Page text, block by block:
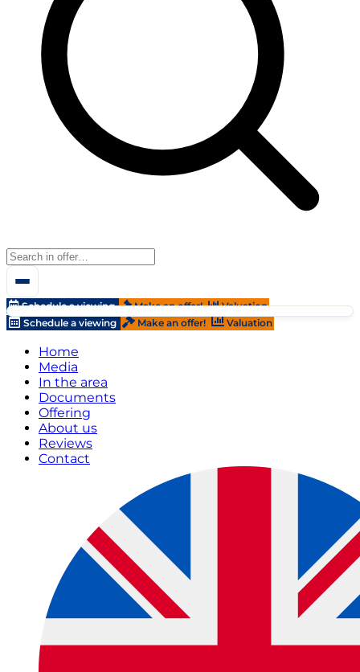
Schedule a viewing Make an offer!
Valuation
Schedule a viewing
Make an offer! Valuation
Home
Media
In the area
Documents
Offering
About us
Reviews
Contact